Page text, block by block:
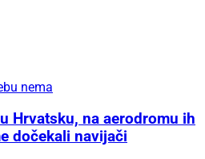
nema
Hrvatsku, na aerodromu ih
dočekali navijači